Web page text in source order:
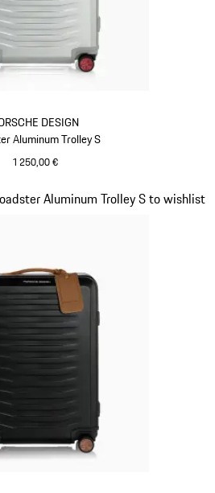
DESIGN
Aluminum Trolley S
1 250,00 €
Aluminum Trolley S to wishlist